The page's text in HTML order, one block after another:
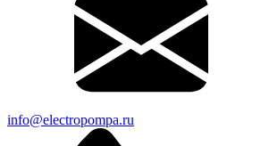
info@electropompa.ru